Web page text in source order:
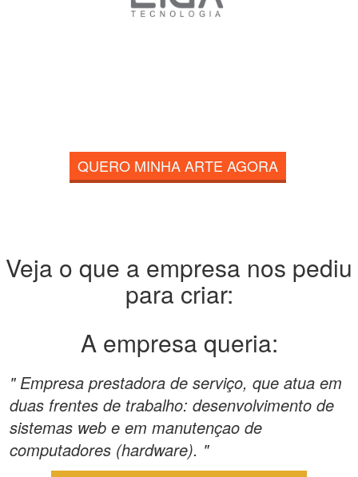
QUERO MINHA ARTE AGORA
Veja o que a empresa nos pediu
para criar:
A empresa queria:
" Empresa prestadora de serviço, que atua em
duas frentes de trabalho: desenvolvimento de
sistemas web e em manutençao de
computadores (hardware). "